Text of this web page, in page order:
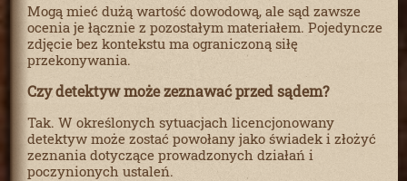
Mogą mieć dużą wartość dowodową, ale sąd zawsze
ocenia je łącznie z pozostałym materiałem. Pojedyncze
zdjęcie bez kontekstu ma ograniczoną siłę
przekonywania.
Czy detektyw może zeznawać przed sądem?
Tak. W określonych sytuacjach licencjonowany
detektyw może zostać powołany jako świadek i złożyć
zeznania dotyczące prowadzonych działań i
poczynionych ustaleń.